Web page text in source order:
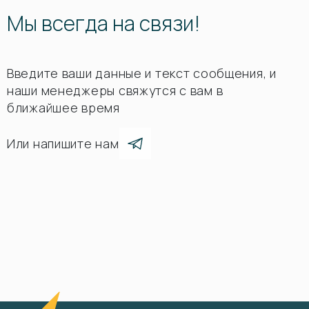
Мы всегда на связи!
Введите ваши данные и текст сообщения, и
наши менеджеры свяжутся с вам в
ближайшее время
Или напишите нам